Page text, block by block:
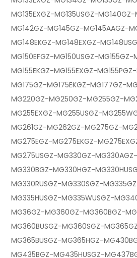
MG135EXGZ-MG135USGZ-
MG142GZ-MG145GZ-MG145AAGZ-
MG148EKGZ-MG148EXGZ-
MG150EFGZ-MG150USGZ-MG155GZ-
MG155EKGZ-MG155EXGZ-
MG175GZ-MG175EKGZ-MG177GZ-
MG220GZ-MG250GZ-MG255GZ-
MG255EXGZ-MG255USGZ-
MG261GZ-MG262GZ-MG275GZ-
MG275EGZ-MG275EKGZ-
MG275USGZ-MG330GZ-
MG330BGZ-MG330HGZ-
MG330RUSGZ-MG330SGZ-
MG335HUSGZ-MG335WUSGZ-
MG36GZ-MG360GZ-MG360BGZ-
MG360BUSGZ-MG360SGZ-
MG365BUSGZ-MG365HGZ-
MG435BGZ-MG435HUSGZ-